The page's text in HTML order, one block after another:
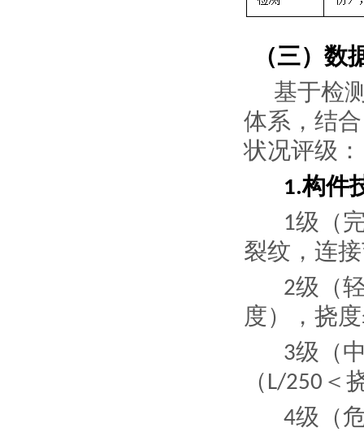
（三）
基于检
体系，结
状况评级：
1.构件
1级（
裂纹，连
2级（
度），挠度
3级（
（ L/250 ＜
4级（